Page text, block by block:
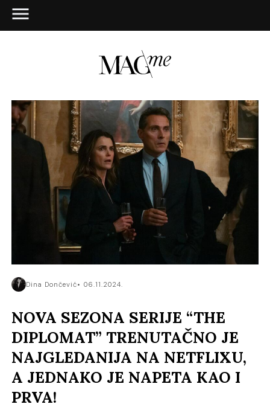
Dina Dončević 06.11.2024.
NOVA SEZONA SERIJE “THE
DIPLOMAT” TRENUTAČNO JE
NAJGLEDANIJA NA NETFLIXU,
A JEDNAKO JE NAPETA KAO I
PRVA!